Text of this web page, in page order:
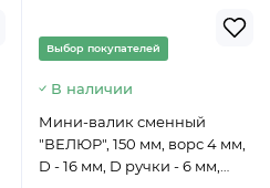
Выбор покупателей
В наличии
Мини-валик сменный
"ВЕЛЮР", 150 мм, ворс 4 мм,
D - 16 мм, D ручки - 6 мм,